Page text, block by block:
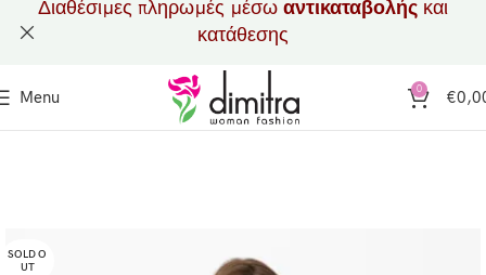
Menu 0 €
SOLD O
UT
Διαθέσιμες πληρωμές μέσω αντικαταβολής και
κατάθεσης